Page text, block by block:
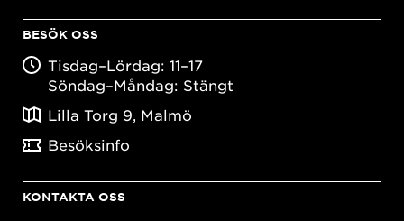
BESÖK OSS
Tisdag–Lördag: 11–17
Söndag–Måndag: Stängt
Lilla Torg 9, Malmö
Besöksinfo
KONTAKTA OSS